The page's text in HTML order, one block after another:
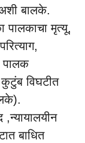
बालके.
मृत्यू,
पालक
विघटीत
बाधित